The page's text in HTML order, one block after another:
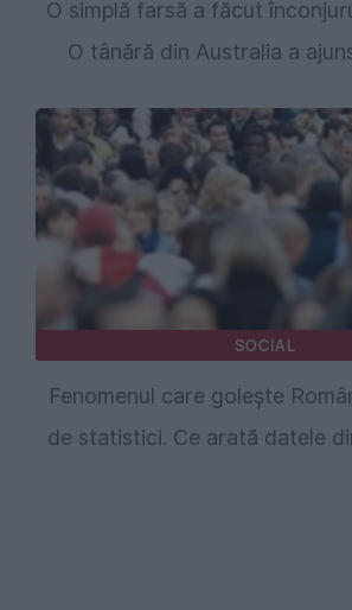
O simplă farsă a făcut
O tânără din Australia a
SOCIAL
Fenomenul care golește
de statistici. Ce arată datele